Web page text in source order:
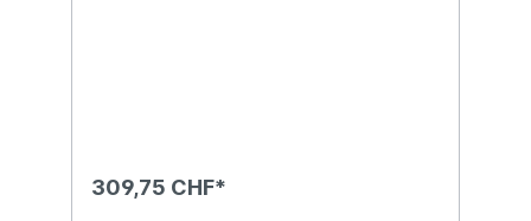
309,75 CHF*